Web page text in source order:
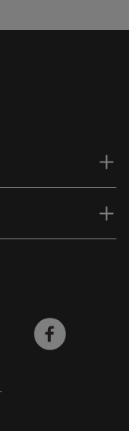
facebook